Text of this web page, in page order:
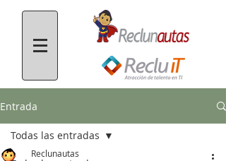
Entrada
Todas las entradas
Reclunautas